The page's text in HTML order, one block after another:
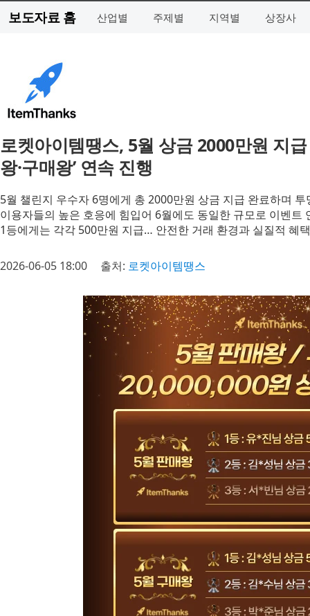
보도자료 홈 산업별 주제별 지역별 상장사
로켓아이템땡스, 5월 상금 2000만원 지
왕·구매왕’ 연속 진행
5월 챌린지 우수자 6명에게 총 2000만원 상금 지급 완료하며 투
이용자들의 높은 호응에 힘입어 6월에도 동일한 규모로 이벤트
1등에게는 각각 500만원 지급… 안전한 거래 환경과 실질적 혜
2026-06-05 18:00 출처: 로켓아이템땡스